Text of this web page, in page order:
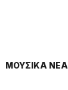
ΜΟΥΣΙΚΑ ΝΕΑ